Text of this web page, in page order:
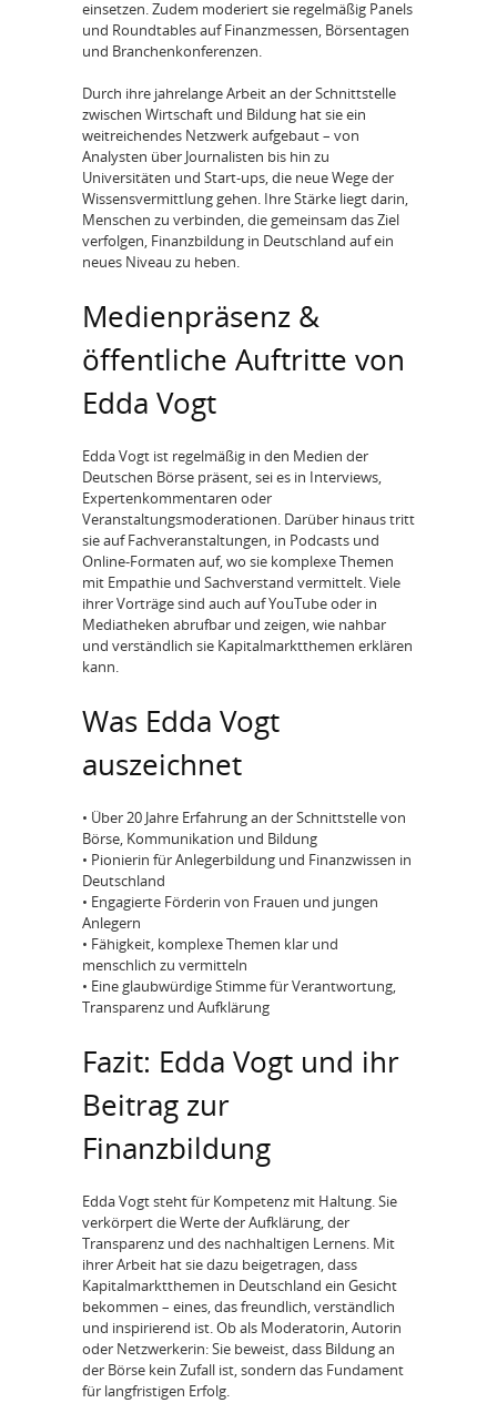
einsetzen. Zudem moderiert sie regelmäßig Panels
und Roundtables auf Finanzmessen, Börsentagen
und Branchenkonferenzen.
Durch ihre jahrelange Arbeit an der Schnittstelle
zwischen Wirtschaft und Bildung hat sie ein
weitreichendes Netzwerk aufgebaut – von
Analysten über Journalisten bis hin zu
Universitäten und Start-ups, die neue Wege der
Wissensvermittlung gehen. Ihre Stärke liegt darin,
Menschen zu verbinden, die gemeinsam das Ziel
verfolgen, Finanzbildung in Deutschland auf ein
neues Niveau zu heben.
Medienpräsenz &
öffentliche Auftritte von
Edda Vogt
Edda Vogt ist regelmäßig in den Medien der
Deutschen Börse präsent, sei es in Interviews,
Expertenkommentaren oder
Veranstaltungsmoderationen. Darüber hinaus tritt
sie auf Fachveranstaltungen, in Podcasts und
Online-Formaten auf, wo sie komplexe Themen
mit Empathie und Sachverstand vermittelt. Viele
ihrer Vorträge sind auch auf YouTube oder in
Mediatheken abrufbar und zeigen, wie nahbar
und verständlich sie Kapitalmarktthemen erklären
kann.
Was Edda Vogt
auszeichnet
• Über 20 Jahre Erfahrung an der Schnittstelle von
Börse, Kommunikation und Bildung
• Pionierin für Anlegerbildung und Finanzwissen in
Deutschland
• Engagierte Förderin von Frauen und jungen
Anlegern
• Fähigkeit, komplexe Themen klar und
menschlich zu vermitteln
• Eine glaubwürdige Stimme für Verantwortung,
Transparenz und Aufklärung
Fazit: Edda Vogt und ihr
Beitrag zur
Finanzbildung
Edda Vogt steht für Kompetenz mit Haltung. Sie
verkörpert die Werte der Aufklärung, der
Transparenz und des nachhaltigen Lernens. Mit
ihrer Arbeit hat sie dazu beigetragen, dass
Kapitalmarktthemen in Deutschland ein Gesicht
bekommen – eines, das freundlich, verständlich
und inspirierend ist. Ob als Moderatorin, Autorin
oder Netzwerkerin: Sie beweist, dass Bildung an
der Börse kein Zufall ist, sondern das Fundament
für langfristigen Erfolg.